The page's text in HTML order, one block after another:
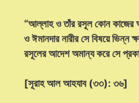
“আল্লাহ ও তাঁর রসূল কোন কাজের
ও ঈমানদার নারীর সে বিষয়ে ভিন্ন
রসূলের আদেশ অমান্য করে সে
[সূরাহ আল আহযাব (৩৩): ৩৬]